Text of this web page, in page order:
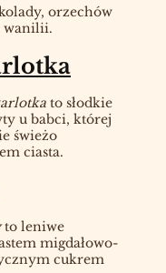
orzechów
wanilii.
to słodkie
u babci, której
świeżo
ciasta.
to leniwe
migdałowo-
cukrem